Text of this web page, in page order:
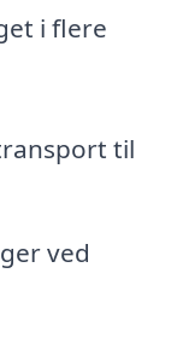
i flere
til
ved